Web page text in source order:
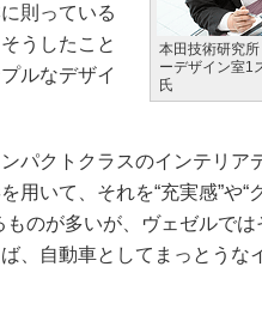
本田技術研究
ーデザイン室1
氏
則っている
うしたこと
ルなデザイ
パクトクラスのインテリア
用いて、それを“充実感”や“
のが多いが、ヴェゼルで
、自動車としてまっとうな